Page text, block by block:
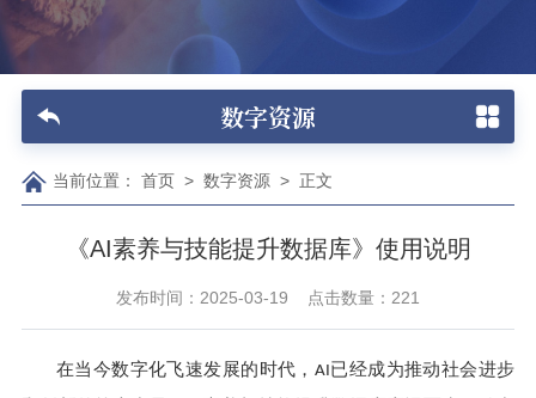
数字资源
当前位置： 首页> 数字资源> 正文
《AI素养与技能提升数据库》使用说明
发布时间：2025-03-19 点击数量： 221
在当今数字化飞速发展的时代， AI 已经成为推动社会进步